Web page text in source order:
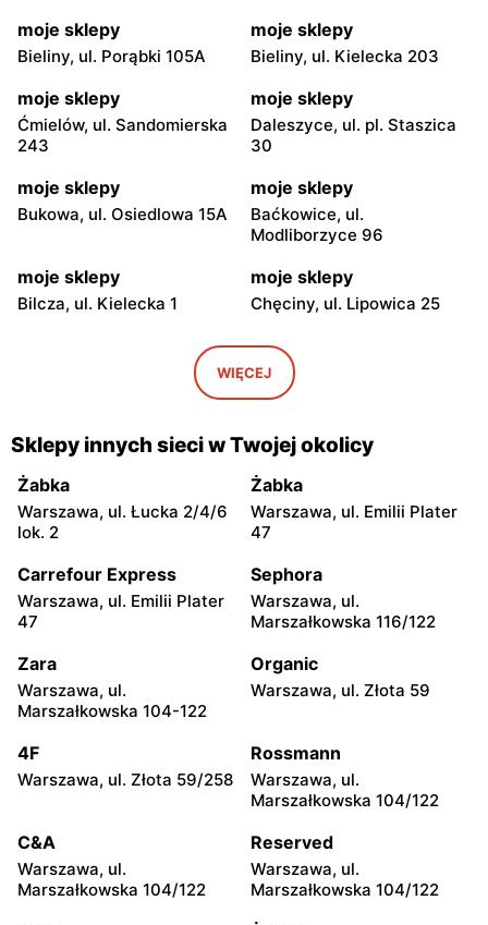
moje sklepy
Bieliny, ul. Porąbki 105A
moje sklepy
Bieliny, ul. Kielecka 203
moje sklepy
Ćmielów, ul. Sandomierska
243
moje sklepy
Daleszyce, ul. pl. Staszica
30
moje sklepy
Bukowa, ul. Osiedlowa 15A
moje sklepy
Baćkowice, ul.
Modliborzyce 96
moje sklepy
Bilcza, ul. Kielecka 1
moje sklepy
Chęciny, ul. Lipowica 25
Iwaniska, ul. Ujazdowska 5
moje sklepy
Bogoria, ul. Rynek 30
Gorzyce, ul. Szkolna 44 Grębów, ul. Wydrza 180
moje sklepy
Jadachy, ul. Jadachy 111
moje sklepy
Jeżowe, ul. Zalesie 77
Kazimierza Wielka, ul.
Kolejowa 15
Kamień, ul. Błonie 23
Górki, ul. Górki 71
Gumniska, ul. Gumniska
157C
Iwierzyce, ul. Iwierzyce
152A
Tczew, ul. Franciszka Żwirki
61
Hyżne, ul. Hyżne 100 Jarosław, ul. Pełkińska 147
moje sklepy moje sklepy
WIĘCEJ
Sklepy innych sieci w Twojej okolicy
Żabka
Warszawa, ul. Łucka 2/4/6
lok. 2
Żabka
Warszawa, ul. Emilii Plater
47
Carrefour Express
Warszawa, ul. Emilii Plater
47
Sephora
Warszawa, ul.
Marszałkowska 116/122
Zara
Warszawa, ul.
Marszałkowska 104-122
Organic
Warszawa, ul. Złota 59
4F
Warszawa, ul. Złota 59/258
Rossmann
Warszawa, ul.
Marszałkowska 104/122
C&A
Warszawa, ul.
Marszałkowska 104/122
Reserved
Warszawa, ul.
Marszałkowska 104/122